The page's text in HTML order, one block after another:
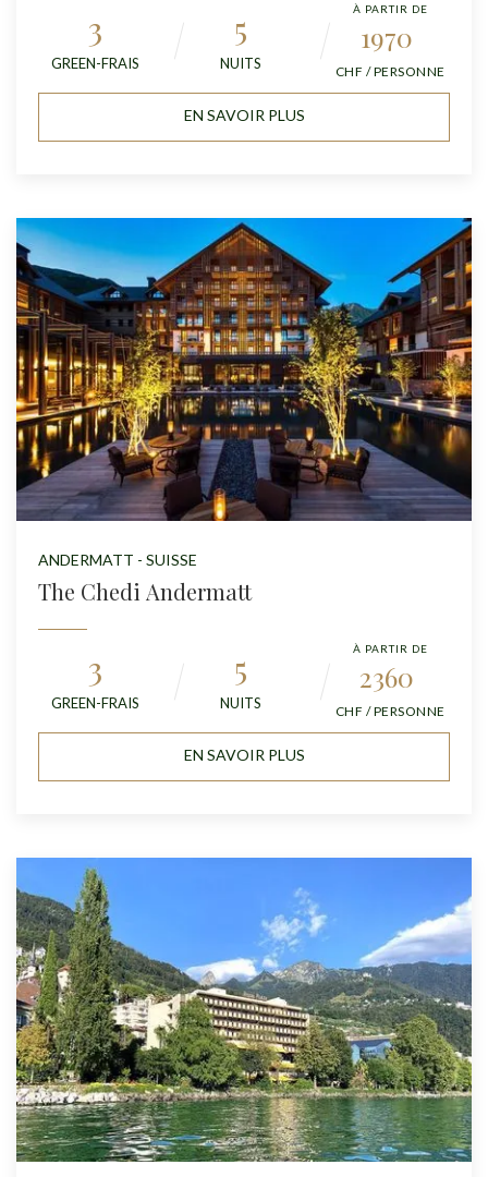
3
GREEN-FRAIS
5
NUITS
À PARTIR DE
1970
CHF / PERSONNE
EN SAVOIR PLUS
ANDERMATT - SUISSE
The Chedi Andermatt
3
GREEN-FRAIS
5
NUITS
À PARTIR DE
2360
CHF / PERSONNE
EN SAVOIR PLUS